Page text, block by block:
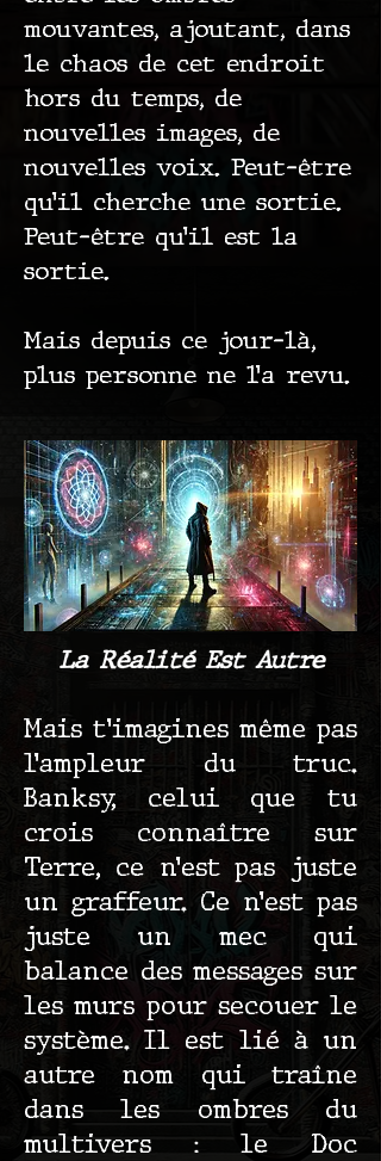
mouvantes, ajoutant, dans
le chaos de cet endroit
hors du temps, de
nouvelles images, de
nouvelles voix. Peut-être
qu’il cherche une sortie.
Peut-être qu’il est la
sortie.
Mais depuis ce jour-là,
plus personne ne l’a revu.
La Réalité Est Autre
Mais t’imagines même pas
l’ampleur du truc.
Banksy, celui que tu
crois connaître sur
Terre, ce n’est pas juste
un graffeur. Ce n’est pas
juste un mec qui
balance des messages sur
les murs pour secouer le
système. Il est lié à un
autre nom qui traîne
dans les ombres du
multivers : le Doc